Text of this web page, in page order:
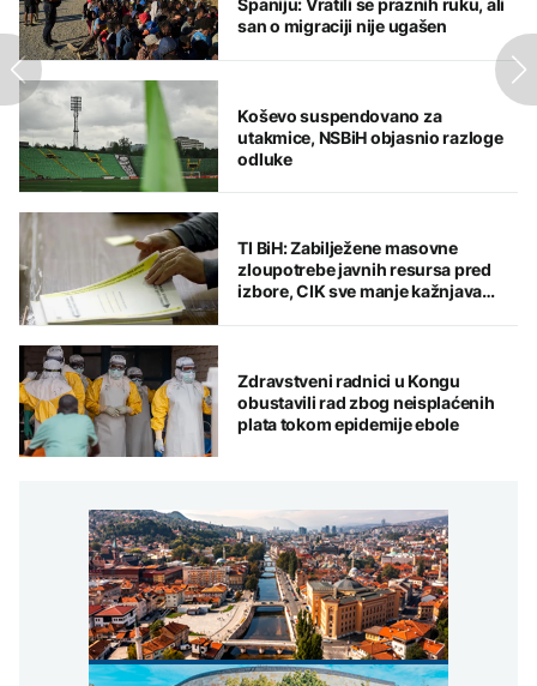
Španiju: Vratili se praznih ruku, ali
san o migraciji nije ugašen
Koševo suspendovano za
utakmice, NSBiH objasnio razloge
odluke
TI BiH: Zabilježene masovne
zloupotrebe javnih resursa pred
izbore, CIK sve manje kažnjava
Zdravstveni radnici u Kongu
obustavili rad zbog neisplaćenih
plata tokom epidemije ebole